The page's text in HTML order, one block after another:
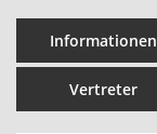
Informationen
Vertreter